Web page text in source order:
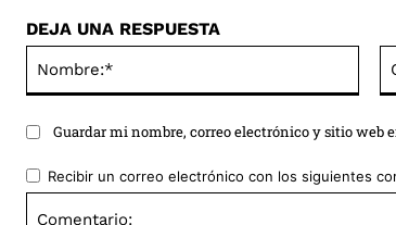
DEJA UNA RESPUESTA
Guardar mi nombre, correo electrónico y sitio web
Recibir un correo electrónico con los siguientes